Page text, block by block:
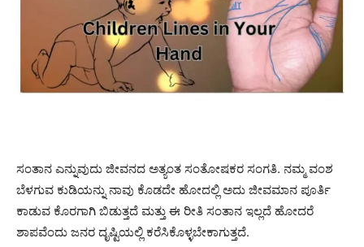
ಸಂತಾನ ಎನ್ನುವುದು ಜೀವನದ ಅತ್ಯಂತ ಸಂತೋಷಕರ ಸಂಗತಿ. ನಮ್ಮ ವಂಶ
ಬೆಳಗುವ ಕುಡಿಯನ್ನು ನಾವು ಕೊಡದೇ ಹೋದಲ್ಲಿ ಅದು ಜೀವಮಾನ ಪೂರ್ತಿ
ಕಾಡುವ ಕೊರಗಾಗಿ ಬಿಡುತ್ತದೆ ಮತ್ತು ಈ ರೀತಿ ಸಂತಾನ ಇಲ್ಲದೆ ಹೋದರೆ
ಶಾಪವೆಂದು ಜನರ ದೃಷ್ಟಿಯಲ್ಲಿ ಕರೆಸಿಕೊಳ್ಳಬೇಕಾಗುತ್ತದೆ.